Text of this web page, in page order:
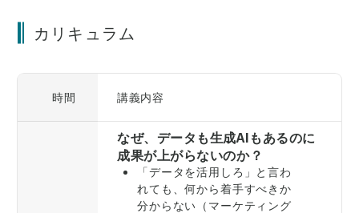
カリキュラム
時間 講義内容
なぜ、データも生成AIもあるのに
成果が上がらないのか？
「データを活用しろ」と言わ
れても、何から着手すべきか
分からない（マーケティング